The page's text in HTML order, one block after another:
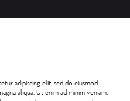
adipiscing elit, sed do eiusmod
aliqua. Ut enim ad minim veniam,